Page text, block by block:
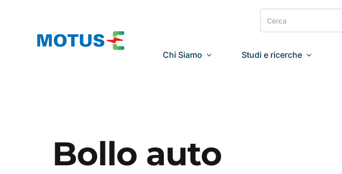
contenuto
Search
for:
Chi Siamo Studi e ricerche
Bollo auto